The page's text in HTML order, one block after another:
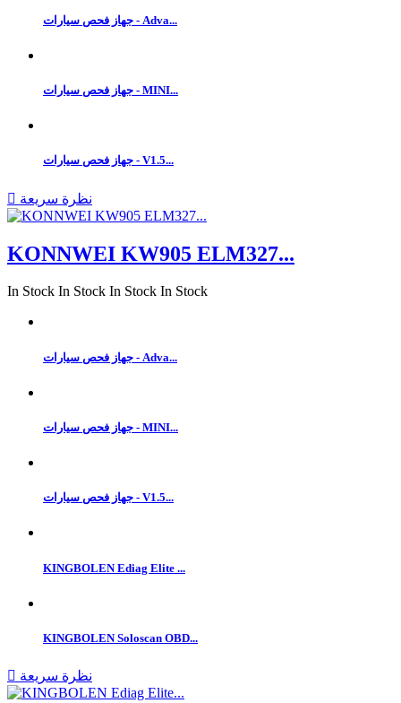
جهاز فحص سيارات - Adva...
جهاز فحص سيارات - MINI...
جهاز فحص سيارات - V1.5...
 نظرة سريعة
KONNWEI KW905 ELM327...
In Stock In Stock In Stock In Stock
جهاز فحص سيارات - Adva...
جهاز فحص سيارات - MINI...
جهاز فحص سيارات - V1.5...
KINGBOLEN Ediag Elite ...
KINGBOLEN Soloscan OBD...
 نظرة سريعة